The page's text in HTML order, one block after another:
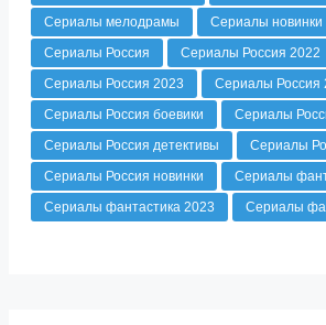
Сериалы мелодрамы
Сериалы новинки
Сериалы Россия
Сериалы Россия 2022
Сериалы Россия 2023
Сериалы Россия
Сериалы Россия боевики
Сериалы
Сериалы Россия детективы
Сериалы
Сериалы Россия новинки
Сериалы
Сериалы фантастика 2023
Сериалы